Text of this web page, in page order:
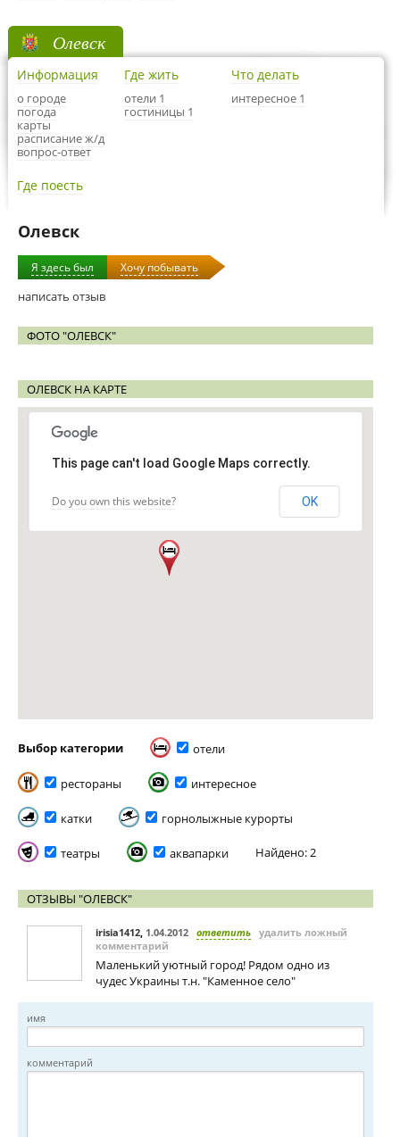
Олевск
Информация
о городе
погода
карты
расписание ж/д
вопрос-ответ
Где жить
отели 1
гостиницы 1
Что делать
интересное 1
Где поесть
Олевск
Я здесь был Хочу побывать
написать отзыв
ФОТО "ОЛЕВСК"
ОЛЕВСК НА КАРТЕ
This page can't load Google Maps correctly.
Do you own this website? OK
Выбор категории отели
рестораны интересное
катки горнолыжные курорты
театры аквапарки Найдено: 2
ОТЗЫВЫ "ОЛЕВСК"
irisia1412, 1.04.2012 ответить удалить ложный
комментарий
Маленький уютный город! Рядом одно из
чудес Украины т.н. "Каменное село"
имя
комментарий